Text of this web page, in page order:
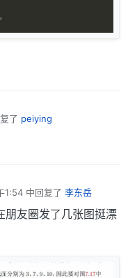
了 peiying
1:54 中回复了 李东岳
朋友圈发了几张图挺漂